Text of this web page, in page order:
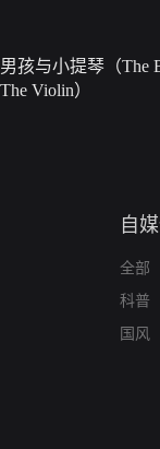
男孩与小提琴（The
The Violin）
自
全部
科普
国风